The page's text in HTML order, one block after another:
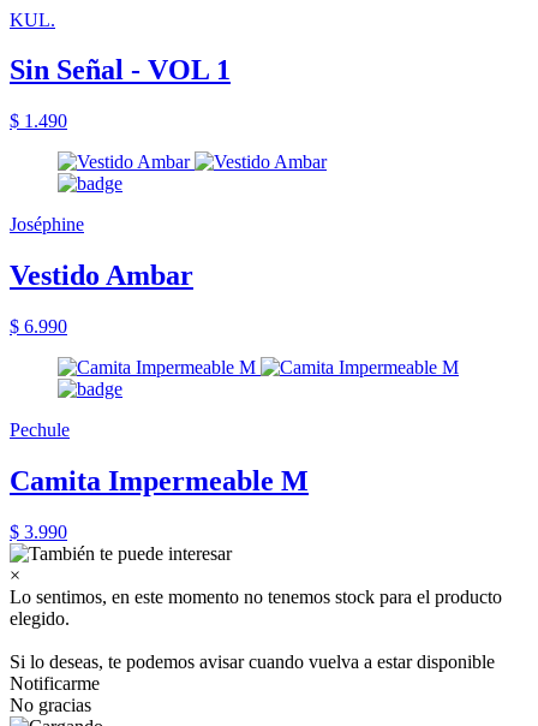
KUL.
Sin Señal - VOL 1
$ 1.490
Joséphine
Vestido Ambar
$ 6.990
Pechule
Camita Impermeable M
$ 3.990
×
Lo sentimos, en este momento no tenemos stock para el producto
elegido.
Si lo deseas, te podemos avisar cuando vuelva a estar disponible
Notificarme
No gracias